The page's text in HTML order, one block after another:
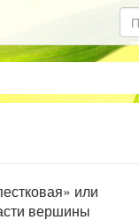
или
вершины